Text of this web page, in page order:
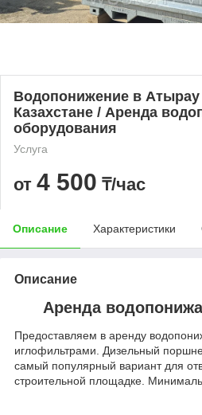
Водопонижение в
Казахстане / Аренда
оборудования
Услуга
от 4 500 ₸/час
Описание Характеристики
Описание
Аренда
Предоставляем в аренду
иглофильтрами. Дизельный
самый популярный вариант для
строительной площадке.